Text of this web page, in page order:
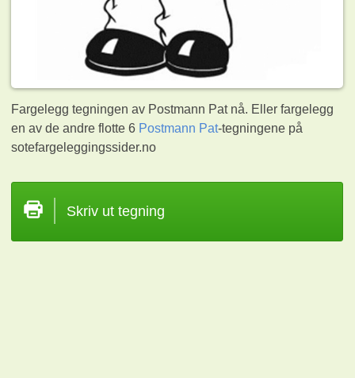
Fargelegg tegningen av Postmann Pat nå. Eller fargelegg
en av de andre flotte 6 Postmann Pat-tegningene på
sotefargeleggingssider.no
Skriv ut tegning